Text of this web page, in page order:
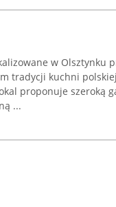
w Olsztynku
tradycji kuchni
proponuje szeroką
...